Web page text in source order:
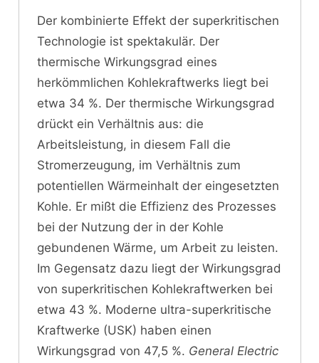
Der kombinierte Effekt der superkritischen
Technologie ist spektakulär. Der
thermische Wirkungsgrad eines
herkömmlichen Kohlekraftwerks liegt bei
etwa 34 %. Der thermische Wirkungsgrad
drückt ein Verhältnis aus: die
Arbeitsleistung, in diesem Fall die
Stromerzeugung, im Verhältnis zum
potentiellen Wärmeinhalt der eingesetzten
Kohle. Er mißt die Effizienz des Prozesses
bei der Nutzung der in der Kohle
gebundenen Wärme, um Arbeit zu leisten.
Im Gegensatz dazu liegt der Wirkungsgrad
von superkritischen Kohlekraftwerken bei
etwa 43 %. Moderne ultra-superkritische
Kraftwerke (USK) haben einen
Wirkungsgrad von 47,5 %. General Electric